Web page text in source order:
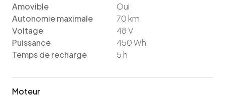
Amovible
Oui
Autonomie maximale
70 km
Voltage
48V
Puissance
450Wh
Temps de recharge
5 h
Moteur